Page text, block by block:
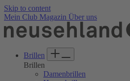
Welcome
to
All
Accessibility
Skip to content
Mein Club Magazin Über uns
Brillen
Brillen
Damenbrillen